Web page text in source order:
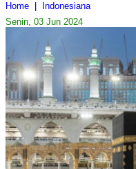
Home
Indonesiana
Senin, 03 Jun 2024